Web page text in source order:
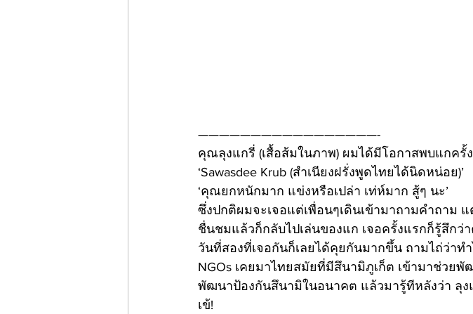
—————————————————-
คุณลุงแกรี่ (เสื้อส้มในภาพ) ผมได้มีโอกาสพบแกครั้
‘Sawasdee Krub (สำเนียงฝรั่งพูดไทยได้นิดหน่อย)’
‘คุณยกหนักมาก แข่งหรือเปล่า เท่ห์มาก สู้ๆ นะ’
ซึ่งปกติผมจะเจอแต่เพื่อนๆเดินเข้ามาถามคำถาม
ชื่นชมแล้วก็กลับไปเล่นของแก เจอครั้งแรกก็รู้สึก
วันที่สองที่เจอกันก็เลยได้คุยกันมากขึ้น ถามไถ่ว่าท
NGOs เคยมาไทยสมัยที่มีสึนามิภูเก็ต เข้ามาช่วย
พัฒนาป้องกันสึนามิในอนาคต แล้วมารู้ทีหลังว่า ลุ
เข้!